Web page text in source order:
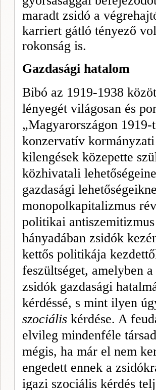
maradt zsidó a
karriert gátló tényező
rokonság is.
Gazdasági hatalom
Bibó az 1919-1938
lényegét világosan és
„Magyarországon
konzervatív
kilengések közepette
közhivatali
gazdasági
monopolkapitalizmus
politikai
hányadában zsidók
kettős politikája
feszültséget, amelyben
zsidók gazdasági
kérdéssé, s mint ilyen
szociális kérdése. A
elvileg mindenféle
mégis, ha már el nem
engedett ennek a
igazi szociális kérdés